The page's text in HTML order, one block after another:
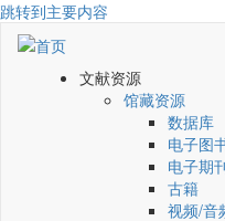
跳转到主要内容
文献资源
馆藏资源
数据库
电子图
电子期
古籍
视频/音